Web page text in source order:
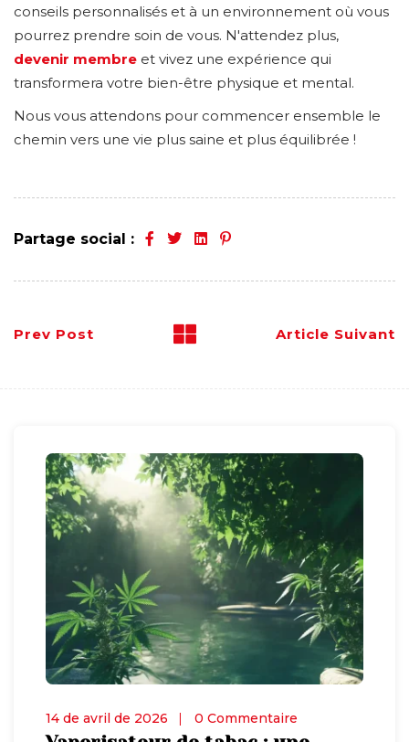
conseils personnalisés et à un environnement où vous
pourrez prendre soin de vous. N'attendez plus,
devenir membre et vivez une expérience qui
transformera votre bien-être physique et mental.
Nous vous attendons pour commencer ensemble le
chemin vers une vie plus saine et plus équilibrée !
Partage social :
Prev Post Article Suivant
14 de avril de 2026 0 Commentaire